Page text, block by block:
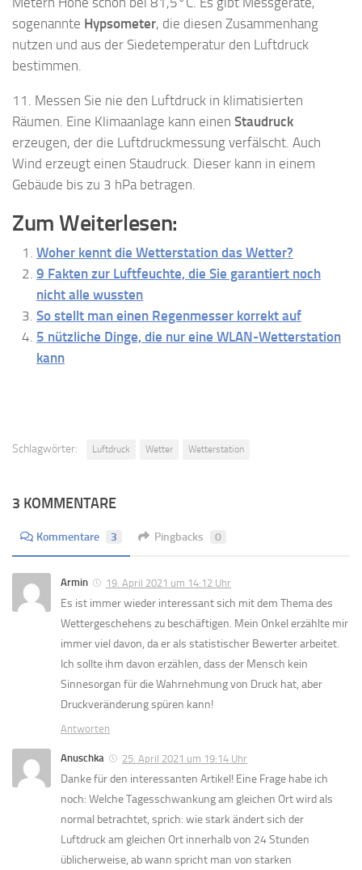
sogenannte Hypsometer, die diesen Zusammenhang
nutzen und aus der Siedetemperatur den Luftdruck
bestimmen.
11. Messen Sie nie den Luftdruck in klimatisierten
Räumen. Eine Klimaanlage kann einen Staudruck
erzeugen, der die Luftdruckmessung verfälscht. Auch
Wind erzeugt einen Staudruck. Dieser kann in einem
Gebäude bis zu 3 hPa betragen.
Zum Weiterlesen:
Woher kennt die Wetterstation das Wetter?
9 Fakten zur Luftfeuchte, die Sie garantiert noch
nicht alle wussten
So stellt man einen Regenmesser korrekt auf
5 nützliche Dinge, die nur eine WLAN-Wetterstation
kann
Schlagwörter: Luftdruck Wetter Wetterstation
3 KOMMENTARE
Kommentare 3 Pingbacks 0
Armin 19. April 2021 um 14:12 Uhr
Es ist immer wieder interessant sich mit dem Thema des
Wettergeschehens zu beschäftigen. Mein Onkel erzählte mir
immer viel davon, da er als statistischer Bewerter arbeitet.
Ich sollte ihm davon erzählen, dass der Mensch kein
Sinnesorgan für die Wahrnehmung von Druck hat, aber
Druckveränderung spüren kann!
Antworten
Anuschka 25. April 2021 um 19:14 Uhr
Danke für den interessanten Artikel! Eine Frage habe ich
noch: Welche Tagesschwankung am gleichen Ort wird als
normal betrachtet, sprich: wie stark ändert sich der
Luftdruck am gleichen Ort innerhalb von 24 Stunden
üblicherweise, ab wann spricht man von starken